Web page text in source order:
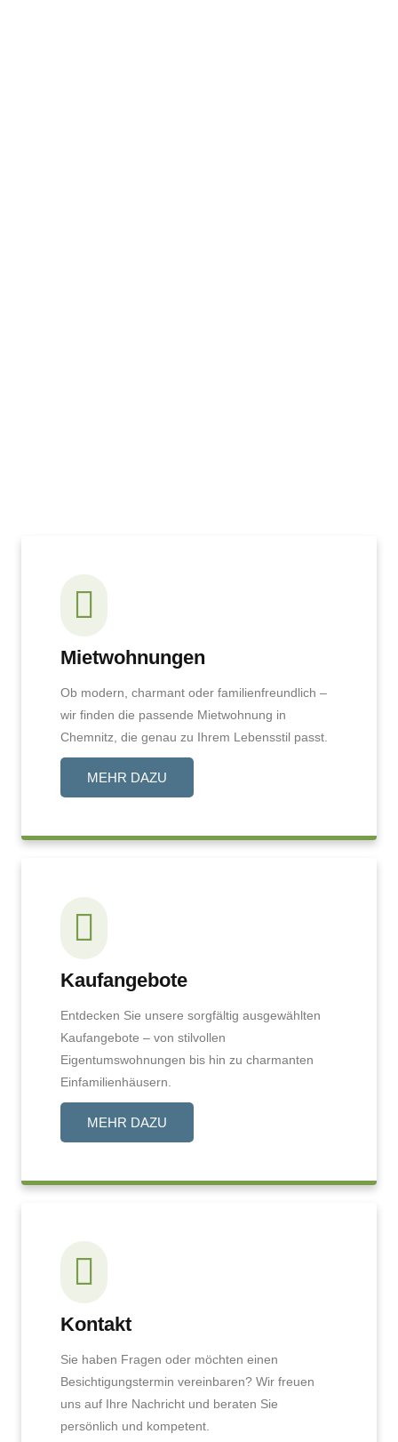
Mietwohnungen
Ob modern, charmant oder familienfreundlich –
wir finden die passende Mietwohnung in
Chemnitz, die genau zu Ihrem Lebensstil passt.
MEHR DAZU
Kaufangebote
Entdecken Sie unsere sorgfältig ausgewählten
Kaufangebote – von stilvollen
Eigentumswohnungen bis hin zu charmanten
Einfamilienhäusern.
MEHR DAZU
Kontakt
Sie haben Fragen oder möchten einen
Besichtigungstermin vereinbaren? Wir freuen
uns auf Ihre Nachricht und beraten Sie
persönlich und kompetent.